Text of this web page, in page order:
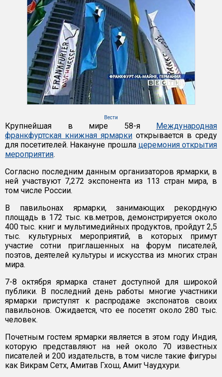
Вести
Крупнейшая в мире 58-я Международная
франкфуртская книжная ярмарки открывается в среду
для посетителей. Накануне прошла церемония открытия
мероприятия.
Согласно последним данным организаторов ярмарки, в
ней участвуют 7,272 экспонента из 113 стран мира, в
том числе России.
В павильонах ярмарки, занимающих рекордную
площадь в 172 тыс. кв.метров, демонстрируется около
400 тыс. книг и мультимедийных продуктов, пройдут 2,5
тыс. культурных мероприятий, в которых примут
участие сотни приглашенных на форум писателей,
поэтов, деятелей культуры и искусства из многих стран
мира.
7-8 октября ярмарка станет доступной для широкой
публики. В последний день работы многие участники
ярмарки приступят к распродаже экспонатов своих
павильонов. Ожидается, что ее посетят около 280 тыс.
человек.
Почетным гостем ярмарки является в этом году Индия,
которую представляют на ней около 70 известных
писателей и 200 издательств, в том числе такие фигуры
как Викрам Сетх, Амитав Гхош, Амит Чаудхури.